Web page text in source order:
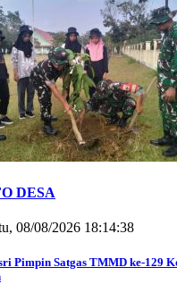
DESA
08/08/2026 18:14:38
Pimpin Satgas TMMD ke-129